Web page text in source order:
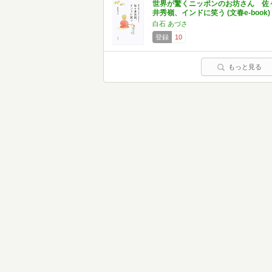
世界が驚くニッポンのお坊さん 佐
井秀嶺、インドに笑う (文春e-book)
白石 あづさ
登録
10
もっと見る